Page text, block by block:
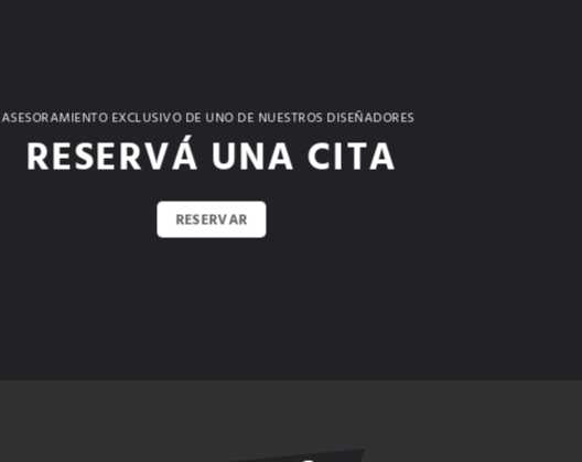
ASESORAMIENTO EXCLUSIVO DE UNO DE NUESTROS DISEÑADORES
RESERVÁ UNA CITA
RESERVAR